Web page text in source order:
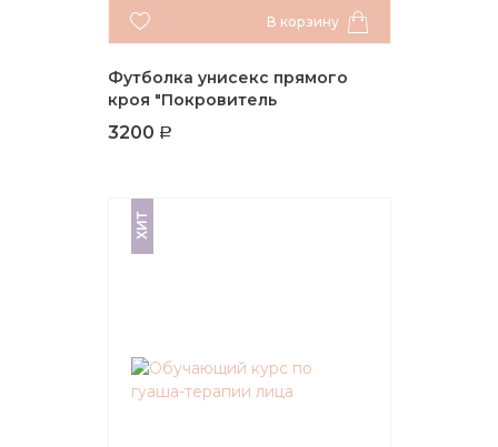
В корзину
Футболка унисекс прямого
кроя "Покровитель
Ваджрапани"
3200
ХИТ